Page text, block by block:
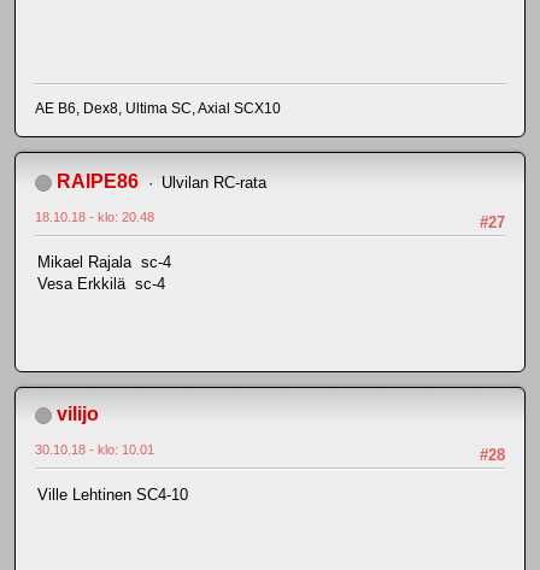
AE B6, Dex8, Ultima SC, Axial SCX10
RAIPE86 Ulvilan RC-rata
#27
18.10.18 - klo: 20.48
Mikael Rajala sc-4
Vesa Erkkilä sc-4
vilijo
#28
30.10.18 - klo: 10.01
Ville Lehtinen SC4-10